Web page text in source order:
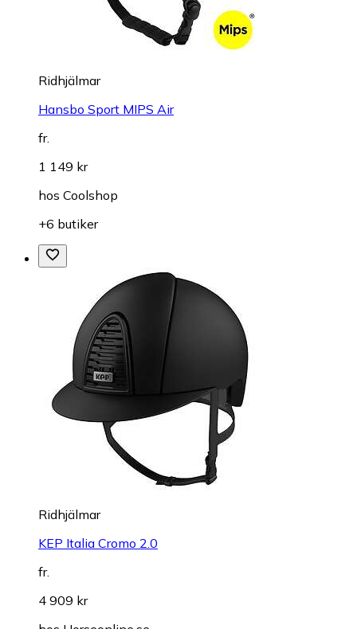
Ridhjälmar
Hansbo Sport MIPS Air
fr.
1 149 kr
hos Coolshop
+6 butiker
Ridhjälmar
KEP Italia Cromo 2.0
fr.
4 909 kr